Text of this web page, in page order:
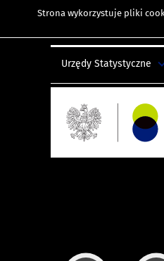
Strona wykorzystuje pliki
Urzędy Statystyczne